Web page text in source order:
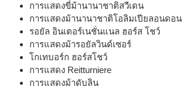
การแสดงขี่ม้านานาชาติสวีเดน
การแสดงม้านานาชาติโอลิมเปียลอนดอน
รอยัล อินเตอร์เนชั่นแนล ฮอร์ส โชว์
การแสดงม้ารอยัลวินด์เซอร์
โกเทบอร์ก ฮอร์สโชว์
การแสดง Reitturniere
การแสดงม้าดับลิน